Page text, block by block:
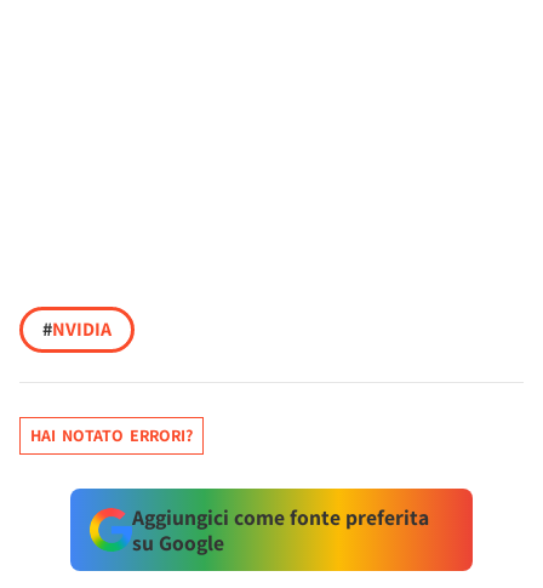
#NVIDIA
HAI NOTATO ERRORI?
Aggiungici come fonte preferita
su Google